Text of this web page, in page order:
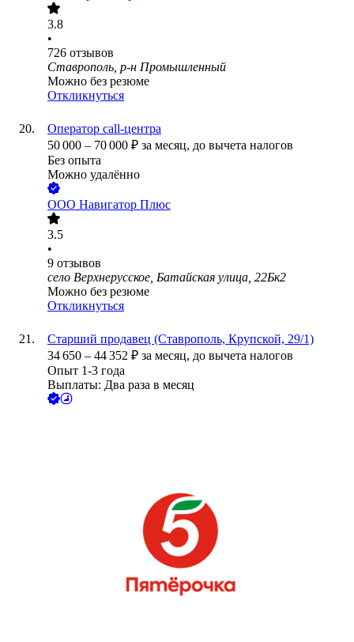
3.8
•
726 отзывов
Ставрополь, р-н Промышленный
Можно без резюме
Откликнуться
Оператор call-центра
50 000 – 70 000 ₽ за месяц, до вычета налогов
Без опыта
Можно удалённо
ООО Навигатор Плюс
3.5
•
9 отзывов
село Верхнерусское, Батайская улица, 22Бк2
Можно без резюме
Откликнуться
Старший продавец (Ставрополь, Крупской, 29/1)
34 650 – 44 352 ₽ за месяц, до вычета налогов
Опыт 1-3 года
Выплаты: Два раза в месяц